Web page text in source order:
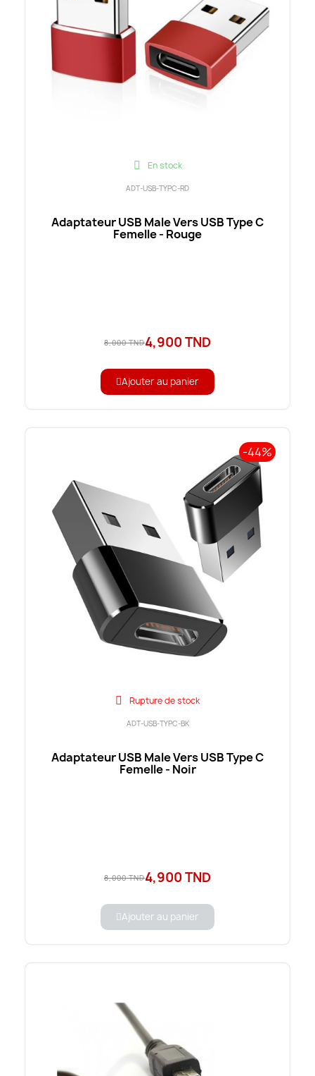
En stock
ADT-USB-TYPC-RD
Adaptateur USB Male Vers USB Type C
Femelle - Rouge
8,000 TND4,900 TND
Ajouter au panier
-44%
Rupture de stock
ADT-USB-TYPC-BK
Adaptateur USB Male Vers USB Type C
Femelle - Noir
8,000 TND4,900 TND
Ajouter au panier